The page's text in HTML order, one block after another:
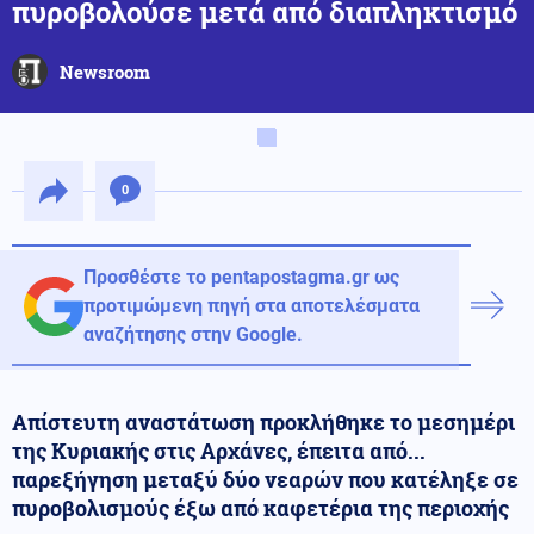
πυροβολούσε μετά από διαπληκτισμό
Newsroom
0
Προσθέστε το pentapostagma.gr ως
προτιμώμενη πηγή στα αποτελέσματα
αναζήτησης στην Google.
Απίστευτη αναστάτωση προκλήθηκε το μεσημέρι
της Κυριακής στις Αρχάνες, έπειτα από...
παρεξήγηση μεταξύ δύο νεαρών που κατέληξε σε
πυροβολισμούς έξω από καφετέρια της περιοχής